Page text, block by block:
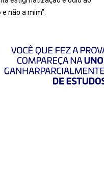
não a mim”.